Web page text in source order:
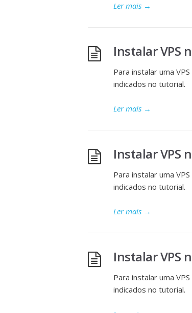
Ler mais →
Instalar VPS
Para instalar uma
indicados no tutorial.
Ler mais →
Instalar VPS
Para instalar uma
indicados no tutorial.
Ler mais →
Instalar VPS
Para instalar uma
indicados no tutorial.